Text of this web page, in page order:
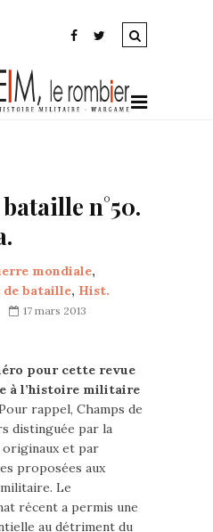
n°50.
mondiale,
de bataille, Hist.
17 mars 2013
pour cette revue
à l’histoire militaire
rappel, Champs de
distinguée par la
et par
proposées aux
Le
récent a permis une
au détriment du